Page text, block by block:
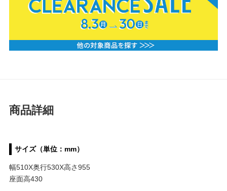
商品詳細
サイズ（単位：mm）
幅510X奥行530X高さ955
座面高430